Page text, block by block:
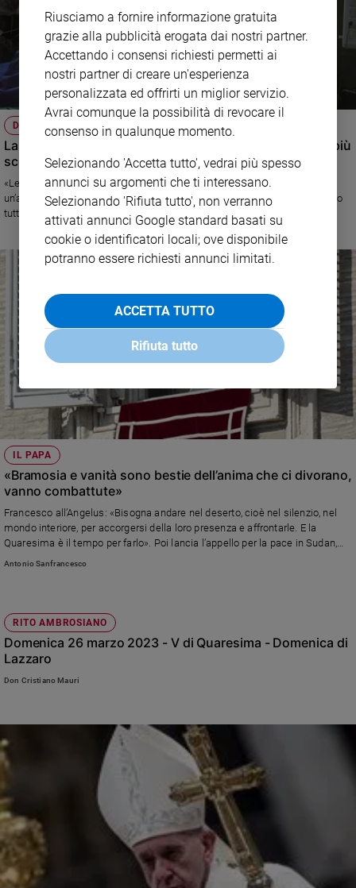
DOPO TUTTO
La Quaresima di quegli eroi felici che scelgono il posto più
scomodo
«Le vite provocatorie di un chirurgo volontario nel Sud del mondo e di
un’attrice che lascia tutto per il monastero» Dalla rubrica di Credere "Dopo
tutto" di Monica Mondo
IL PAPA
«Bramosia e vanità sono bestie dell’anima che ci divorano,
vanno combattute»
Francesco all’Angelus: «Bisogna andare nel deserto, cioè nel silenzio, nel
mondo interiore, per accorgersi della loro presenza e affrontarle. E la
Quaresima è il tempo per farlo». Poi lancia l’appello per la pace in Sudan,
Mozambico, Ucraina e Palestina: «Ovunque si combatte le popolazioni
Antonio Sanfrancesco
RITO AMBROSIANO
Domenica 26 marzo 2023 - V di Quaresima - Domenica di
Lazzaro
Don Cristiano Mauri
Riusciamo a fornire informazione gratuita
grazie alla pubblicità erogata dai nostri partner.
Accettando i consensi richiesti permetti ai
nostri partner di creare un'esperienza
personalizzata ed offrirti un miglior servizio.
Avrai comunque la possibilità di revocare il
consenso in qualunque momento.
Selezionando 'Accetta tutto', vedrai più spesso
annunci su argomenti che ti interessano.
Selezionando 'Rifiuta tutto', non verranno
attivati annunci Google standard basati su
cookie o identificatori locali; ove disponibile
potranno essere richiesti annunci limitati.
ACCETTA TUTTO
Rifiuta tutto